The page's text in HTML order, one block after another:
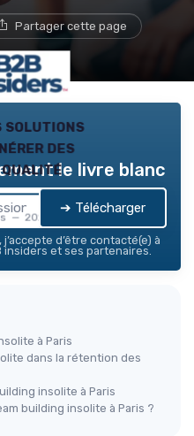
Partager cette page
solutions
des
qualité
— 2026
le livre blanc
➔ Télécharger
d’être contacté(e) à
insiders et ses partenaires.
à Paris
dans la rétention des
insolite à Paris
building insolite à Paris ?
de recevoir les emails
de ses partenaires.
être plus tard